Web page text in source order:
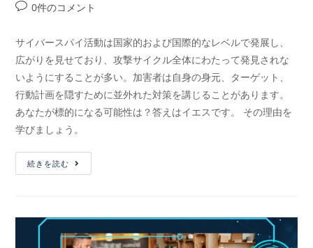
0件のコメント
サイバースパイ活動は国家的および国際的なレベルで発展し、
広がりを見せており、攻撃サイクル全体にわたって発見されな
いようにすることが多い。加害者は自身の身元、ターゲット、
行動計画を隠すために並外れた対策を講じることがあります。
あなたが標的になる可能性は？答えはイエスです。 その理由を
学びましょう。
続きを読む